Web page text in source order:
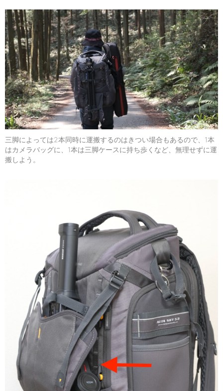
三脚によっては2本同時に運搬するのはきつい場合もあるので、1本
はカメラバッグに、1本は三脚ケースに持ち歩くなど、無理せずに運
搬しよう。